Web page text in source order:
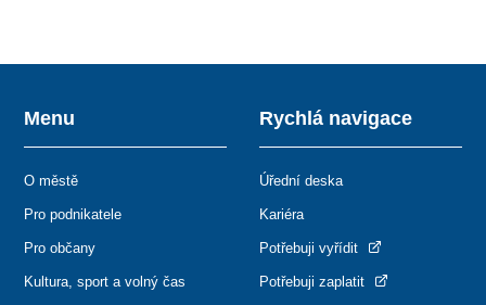
Menu
O městě
Pro podnikatele
Pro občany
Kultura, sport a volný čas
Rychlá navigace
Úřední deska
Kariéra
Potřebuji vyřídit
Potřebuji zaplatit